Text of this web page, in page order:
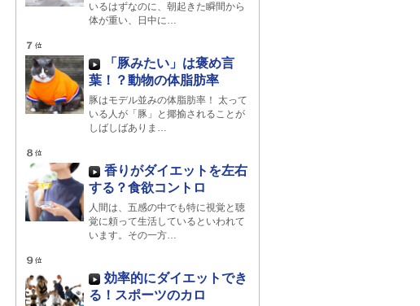
いるはずなのに、朝起きた瞬間から
体が重い、日中に…
「豚みたい」は褒め言
葉！？動物の体脂肪率
豚はモデル並みの体脂肪率！ 太って
いる人が「豚」と揶揄されることが
しばしばありま…
香りがダイエットを左右
する？食欲コントロ
人間は、五感の中でも特に視覚と聴
覚に頼って生活しているといわれて
います。その一方…
効率的にダイエットでき
る！スポーツのカロ